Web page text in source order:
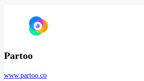
Partoo
www.partoo.co